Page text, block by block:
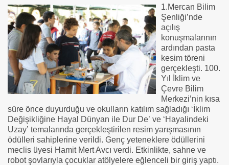
1.Mercan Bilim
Şenliği’nde
açılış
konuşmalarının
ardından pasta
kesim töreni
gerçekleşti. 100.
Yıl İklim ve
Çevre Bilim
Merkezi’nin kısa
süre önce duyurduğu ve okulların katılım sağladığı ‘İklim
Değişikliğine Hayal Dünyan ile Dur De’ ve ‘Hayalindeki
Uzay’ temalarında gerçekleştirilen resim yarışmasının
ödülleri sahiplerine verildi. Genç yeteneklere ödüllerini
meclis üyesi Hamit Mert Avcı verdi. Etkinlikte, sahne ve
robot şovlarıyla çocuklar atölyelere eğlenceli bir giriş yaptı.